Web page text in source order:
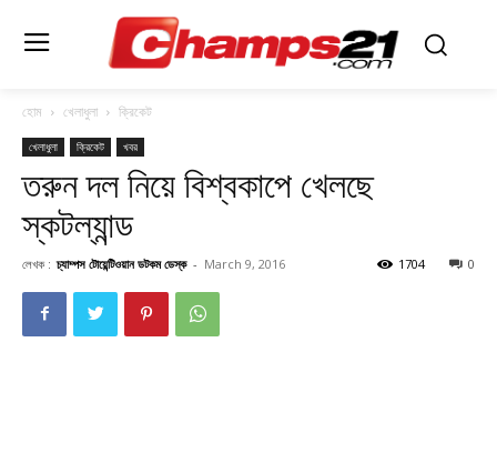
হোম খেলাধুলা ক্রিকেট
খেলাধুলা ক্রিকেট খবর
তরুন দল নিয়ে বিশ্বকাপে খেলছে
স্কটল্যান্ড
লেখক : চ্যাম্পস টোয়েন্টিওয়ান ডটকম ডেস্ক - March 9, 2016 0
1704